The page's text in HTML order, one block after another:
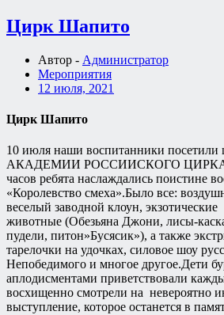
Цирк Шапито
Автор - Администратор
Мероприятия
12 июля, 2021
Цирк Шапито
10 июля наши воспитанники
АКАДЕМИИ РОССИИСКОГО ЦИРКА .
часов ребята наслаждались поистине
«Королевство смеха».Было все:
веселый заводной клоун, экзотические
животные (Обезьяна Джони, лисы-
пудели, питон»Бусясик»), а также
тарелочки на удочках, силовое шоу
Непобедимого и многое другое.Дети
аплодисментами приветствовали
восхищенно смотрели на невероятно
выступление, которое останется в